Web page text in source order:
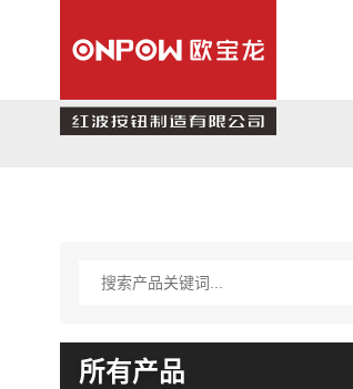
新闻中心
联系我们
所有产品